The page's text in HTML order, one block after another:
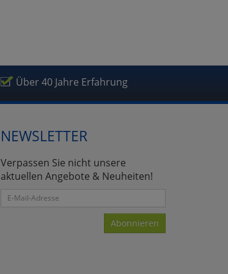
Über 40 Jahre Erfahrung
NEWSLETTER
Verpassen Sie nicht unsere
aktuellen Angebote & Neuheiten!
Abonnieren